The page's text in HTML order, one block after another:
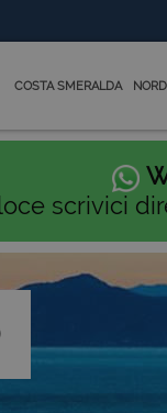
COSTA SMERALDA
scrivici